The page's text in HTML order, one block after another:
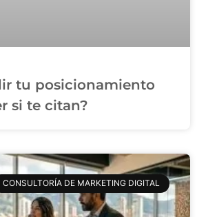
tu posicionamiento
si te citan?
CONSULTORÍA DE MARKETING DIGITAL